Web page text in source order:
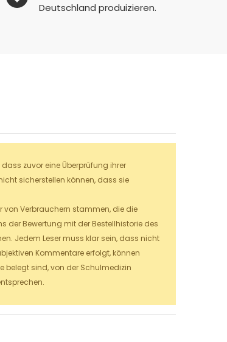
Deutschland produizieren.
zuvor eine Überprüfung ihrer
sicherstellen können, dass sie
von Verbrauchern stammen, die die
der Bewertung mit der Bestellhistorie des
Jedem Leser muss klar sein, dass nicht
Kommentare erfolgt, können
belegt sind, von der Schulmedizin